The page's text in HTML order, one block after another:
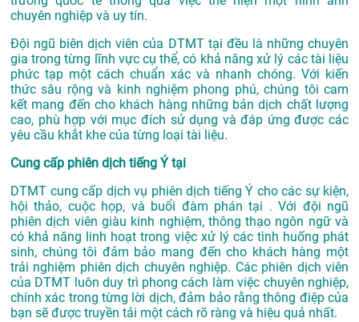
chuyên nghiệp và uy tín.
Đội ngũ biên dịch viên của DTMT tại đều là những chuyên
gia trong từng lĩnh vực cụ thể, có khả năng xử lý các tài liệu
phức tạp một cách chuẩn xác và nhanh chóng. Với kiến
thức sâu rộng và kinh nghiệm phong phú, chúng tôi cam
kết mang đến cho khách hàng những bản dịch chất lượng
cao, phù hợp với mục đích sử dụng và đáp ứng được các
yêu cầu khắt khe của từng loại tài liệu.
Cung cấp phiên dịch tiếng Ý tại
DTMT cung cấp dịch vụ phiên dịch tiếng Ý cho các sự kiện,
hội thảo, cuộc họp, và buổi đàm phán tại . Với đội ngũ
phiên dịch viên giàu kinh nghiệm, thông thạo ngôn ngữ và
có khả năng linh hoạt trong việc xử lý các tình huống phát
sinh, chúng tôi đảm bảo mang đến cho khách hàng một
trải nghiệm phiên dịch chuyên nghiệp. Các phiên dịch viên
của DTMT luôn duy trì phong cách làm việc chuyên nghiệp,
chính xác trong từng lời dịch, đảm bảo rằng thông điệp của
bạn sẽ được truyền tải một cách rõ ràng và hiệu quả nhất.